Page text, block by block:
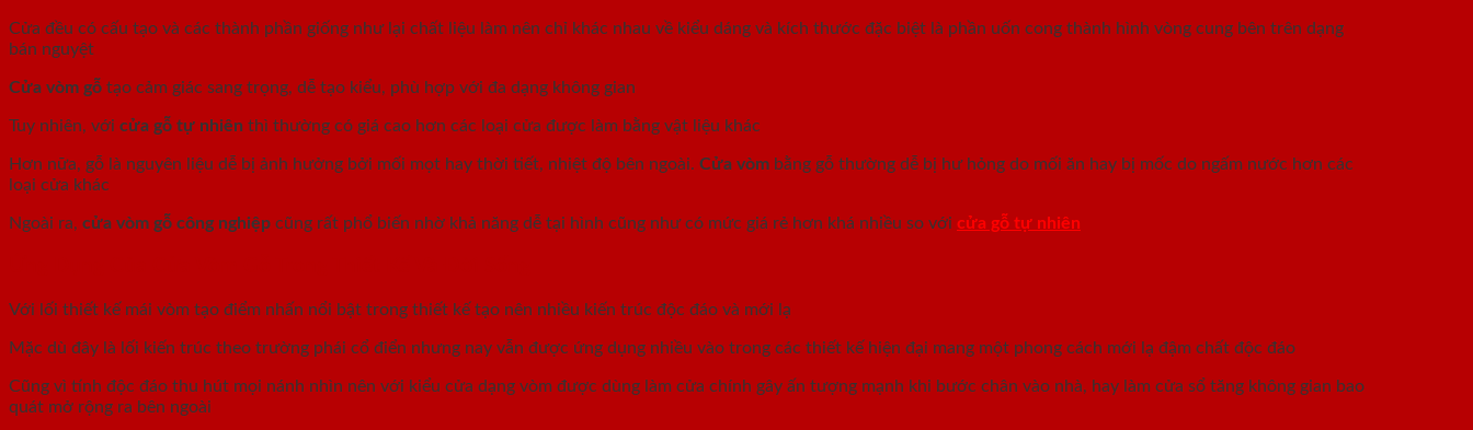
Cửa đều có cấu tạo và các thành phần giống như lại chất liệu làm nên chỉ khác nhau về kiểu dáng và kích thước đặc biệt là phần uốn cong thành hình vòng cung bên trên dạng
bán nguyệt
Cửa vòm gỗ tạo cảm giác sang trọng, dễ tạo kiểu, phù hợp với đa dạng không gian
Tuy nhiên, với cửa gỗ tự nhiên thì thường có giá cao hơn các loại cửa được làm bằng vật liệu khác
Hơn nữa, gỗ là nguyên liệu dễ bị ảnh hưởng bởi mối mọt hay thời tiết, nhiệt độ bên ngoài. Cửa vòm bằng gỗ thường dễ bị hư hỏng do mối ăn hay bị mốc do ngấm nước hơn các
loại cửa khác
Ngoài ra, cửa vòm gỗ công nghiệp cũng rất phổ biến nhờ khả năng dễ tại hình cũng như có mức giá rẻ hơn khá nhiều so với cửa gỗ tự nhiên
Với lối thiết kế mái vòm tạo điểm nhấn nổi bật trong thiết kế tạo nên nhiều kiến trúc độc đáo và mới lạ
Mặc dù đây là lối kiến trúc theo trường phái cổ điển nhưng nay vẫn được ứng dụng nhiều vào trong các thiết kế hiện đại mang một phong cách mới lạ đậm chất độc đáo
Cũng vì tính độc đáo thu hút mọi nánh nhìn nên với kiểu cửa dạng vòm được dùng làm cửa chính gây ấn tượng mạnh khi bước chân vào nhà, hay làm cửa sổ tăng không gian bao
quát mở rộng ra bên ngoài